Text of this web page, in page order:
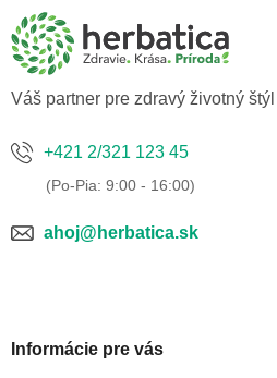
Váš partner pre zdravý životný
+421 2/321 123 45
ahoj@herbatica.sk
Informácie pre vás